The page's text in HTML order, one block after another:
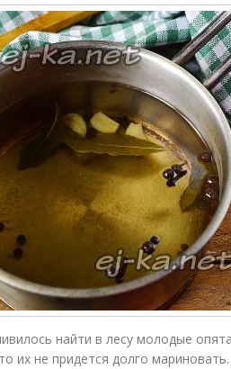
найти в лесу молодые
их не придется долго